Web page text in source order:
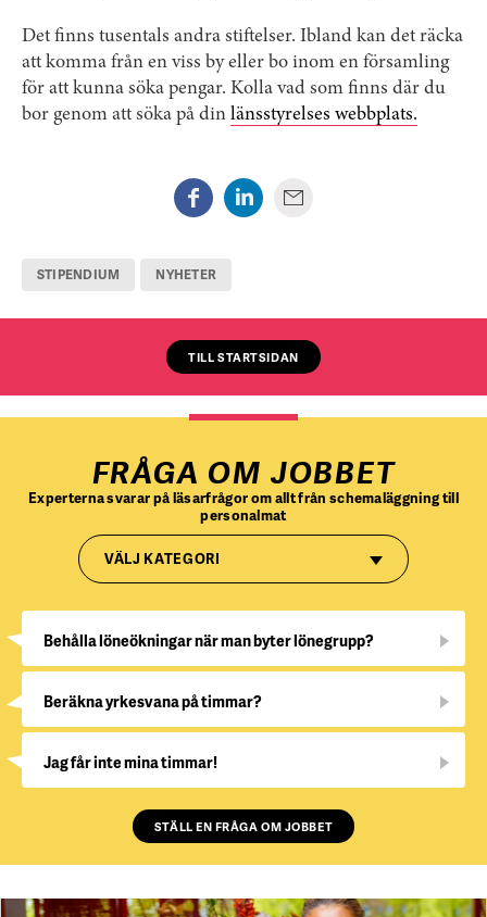
Det finns tusentals andra stiftelser. Ibland kan det räcka
att komma från en viss by eller bo inom en församling
för att kunna söka pengar. Kolla vad som finns där du
bor genom att söka på din länsstyrelses webbplats.
STIPENDIUM NYHETER
TILL STARTSIDAN
FRÅGA OM JOBBET
Experterna svarar på läsarfrågor om allt från schemaläggning till
personalmat
VÄLJ KATEGORI
Behålla löneökningar när man byter lönegrupp?
Beräkna yrkesvana på timmar?
Jag får inte mina timmar!
STÄLL EN FRÅGA OM JOBBET